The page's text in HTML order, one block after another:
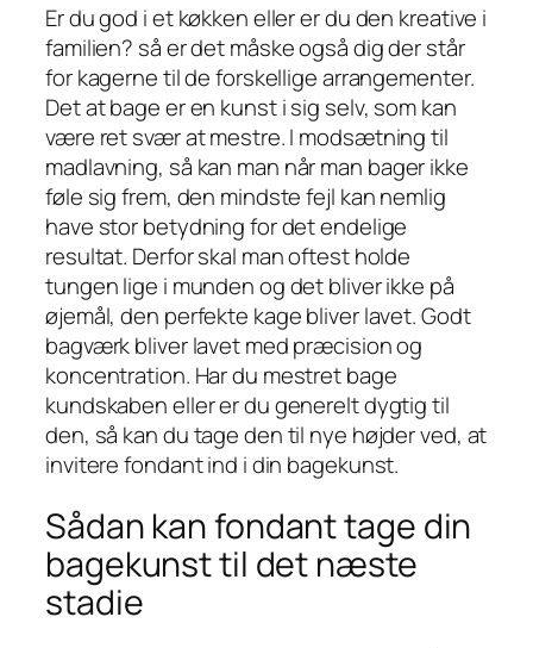
Er du god i et køkken eller er du den kreative i
familien? så er det måske også dig der står
for kagerne til de forskellige arrangementer.
Det at bage er en kunst i sig selv, som kan
være ret svær at mestre. I modsætning til
madlavning, så kan man når man bager ikke
føle sig frem, den mindste fejl kan nemlig
have stor betydning for det endelige
resultat. Derfor skal man oftest holde
tungen lige i munden og det bliver ikke på
øjemål, den perfekte kage bliver lavet. Godt
bagværk bliver lavet med præcision og
koncentration. Har du mestret bage
kundskaben eller er du generelt dygtig til
den, så kan du tage den til nye højder ved, at
invitere fondant ind i din bagekunst.
Sådan kan fondant tage din
bagekunst til det næste
stadie